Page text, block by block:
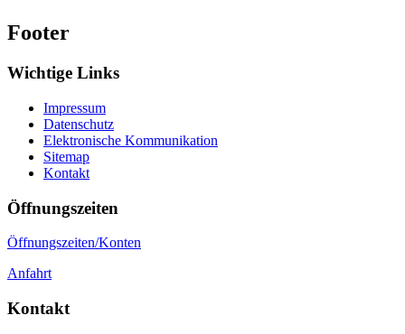
Footer
Wichtige Links
Impressum
Datenschutz
Elektronische Kommunikation
Sitemap
Kontakt
Öffnungszeiten
Öffnungszeiten/Konten
Anfahrt
Kontakt